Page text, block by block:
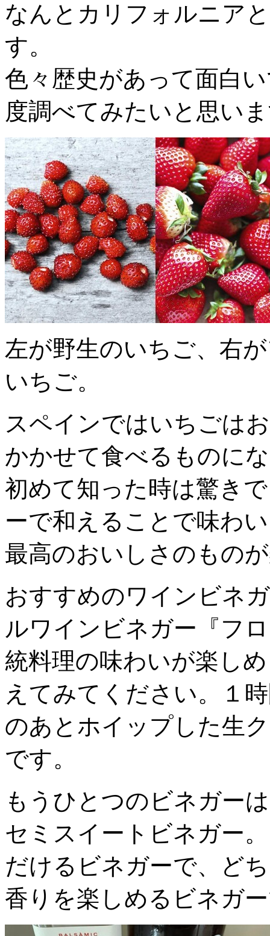
なんとカリフォルニア
す。
色々歴史があって面白
度調べてみたいと思い
左が野生のいちご、右
いちご。
スペインではいちごは
かかせて食べるものに
初めて知った時は驚き
ーで和えることで味わ
最高のおいしさのもの
おすすめのワインビネ
ルワインビネガー『フ
統料理の味わいが楽し
えてみてください。１
のあとホイップした生
です。
もうひとつのビネガー
セミスイートビネガー
だけるビネガーで、ど
香りを楽しめるビネガ